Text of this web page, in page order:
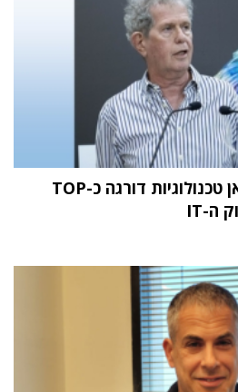
מחקר STKI השנתי: וואן טכנולוגיות דורגה כ-TOP